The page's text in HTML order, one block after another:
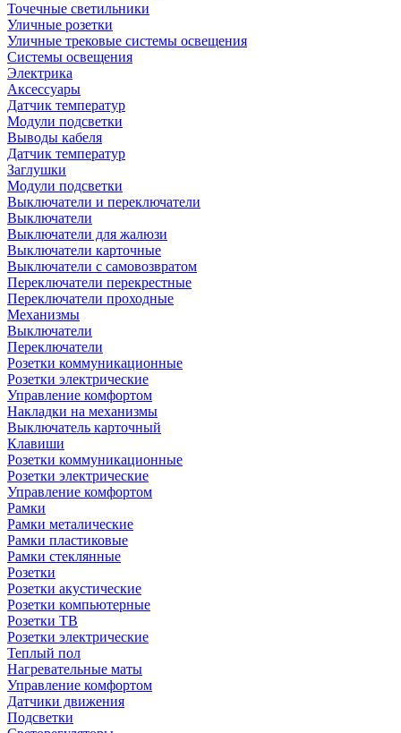
Точечные светильники
Уличные розетки
Уличные трековые системы освещения
Системы освещения
Электрика
Аксессуары
Датчик температур
Модули подсветки
Выводы кабеля
Датчик температур
Заглушки
Модули подсветки
Выключатели и переключатели
Выключатели
Выключатели для жалюзи
Выключатели карточные
Выключатели с самовозвратом
Переключатели перекрестные
Переключатели проходные
Механизмы
Выключатели
Переключатели
Розетки коммуникационные
Розетки электрические
Управление комфортом
Накладки на механизмы
Выключатель карточный
Клавиши
Розетки коммуникационные
Розетки электрические
Управление комфортом
Рамки
Рамки металические
Рамки пластиковые
Рамки стеклянные
Розетки
Розетки акустические
Розетки компьютерные
Розетки ТВ
Розетки электрические
Теплый пол
Нагревательные маты
Управление комфортом
Датчики движения
Подсветки